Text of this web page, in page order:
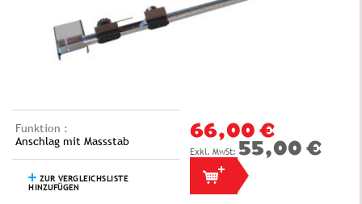
Funktion :
Anschlag mit Massstab
ZUR VERGLEICHSLISTE
HINZUFÜGEN
66,00 €
55,00 €